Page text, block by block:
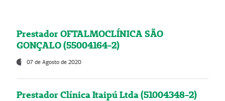
Prestador OFTALMOCLÍNICA SÃO
GONÇALO (55004164-2)
07 de Agosto de 2020
Prestador Clínica Itaipú Ltda (51004348-2)